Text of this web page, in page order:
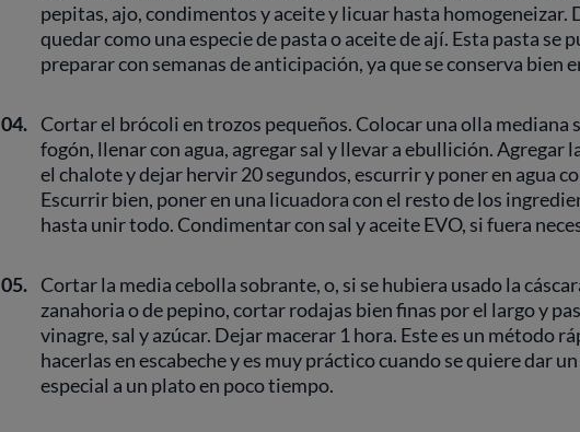
pepitas, ajo, condimentos y aceite y licuar hasta homogeneizar.
quedar como una especie de pasta o aceite de ají. Esta pasta se
preparar con semanas de anticipación, ya que se conserva bien
04. Cortar el brócoli en trozos pequeños. Colocar una olla mediana
fogón, llenar con agua, agregar sal y llevar a ebullición. Agregar
el chalote y dejar hervir 20 segundos, escurrir y poner en agua
Escurrir bien, poner en una licuadora con el resto de los
hasta unir todo. Condimentar con sal y aceite EVO, si fuera
05. Cortar la media cebolla sobrante, o, si se hubiera usado la
zanahoria o de pepino, cortar rodajas bien finas por el largo y
vinagre, sal y azúcar. Dejar macerar 1 hora. Este es un método
hacerlas en escabeche y es muy práctico cuando se quiere dar
especial a un plato en poco tiempo.